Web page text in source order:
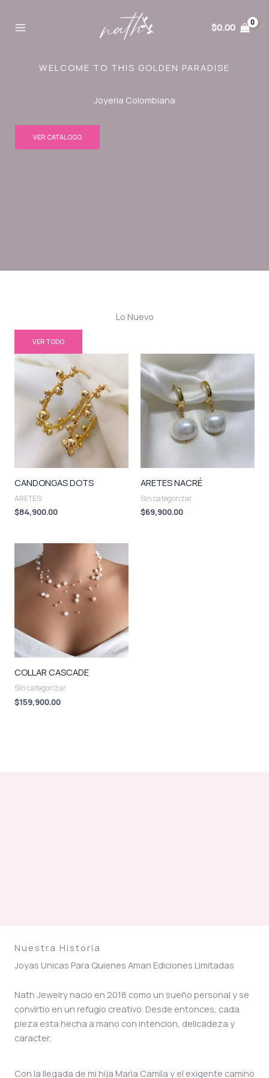
$0.00
WELCOME TO THIS GOLDEN PARADISE
Joyeria Colombiana
VER CATALOGO
Lo Nuevo
VER TODO
CANDONGAS DOTS
ARETES
$84,900.00
ARETES NACRÉ
Sin categorizar
$69,900.00
COLLAR CASCADE
Sin categorizar
$159,900.00
Nuestra Historia
Joyas Unicas Para Quienes Aman Ediciones Limitadas
Nath Jewelry nacio en 2018 como un sueño personal y se
convirtio en un refugio creativo. Desde entonces, cada
pieza esta hecha a mano con intencion, delicadeza y
caracter.
Con la llegada de mi hija Maria Camila y el exigente camino